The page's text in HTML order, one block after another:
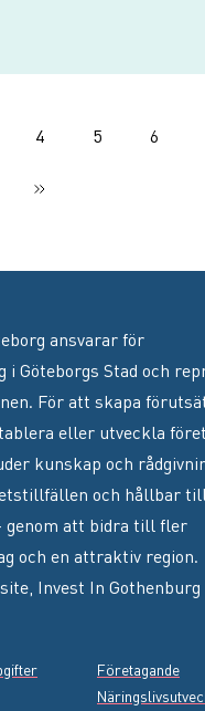
Sida
4 Sida
5 Sida
6
sidaSista sidan
ansvarar för
i Göteborgs Stad och
För att skapa
eller utveckla
kunskap och
och hållbar
genom att bidra till fler
och en attraktiv region.
Invest In Gothenburg
Företagande